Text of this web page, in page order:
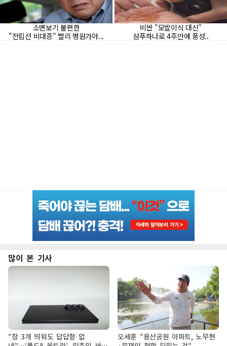
많이 본 기사
"창 3개 띄워도 답답함 없
오세훈 "용산공원 아파트, 노무현